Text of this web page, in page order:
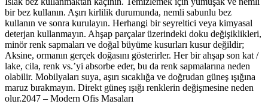
bir bez kullanın. Aşırı kirlilik durumunda, nemli sabunlu bez
kullanın ve sonra kurulayın. Herhangi bir seyreltici veya kimyasal
deterjan kullanmayın. Ahşap parçalar üzerindeki doku değişiklikleri,
minör renk sapmaları ve doğal büyüme kusurları kusur değildir;
Aksine, ormanın gerçek doğasını gösterirler. Her bir ahşap son kat /
lake, cila, renk vs.’yi absorbe eder, bu da renk sapmalarına neden
olabilir. Mobilyaları suya, aşırı sıcaklığa ve doğrudan güneş ışığına
maruz bırakmayın. Direkt güneş ışığı renklerin değişmesine neden
olur.2047 – Modern Ofis Masaları